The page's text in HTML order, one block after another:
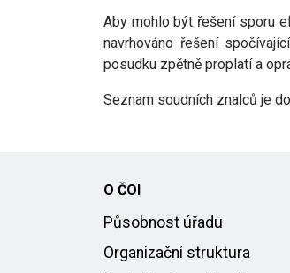
Aby mohlo být řešení sporu
navrhováno řešení
posudku zpětně proplatí a
Seznam soudních znalců je
O ČOI
Působnost úřadu
Organizační struktura